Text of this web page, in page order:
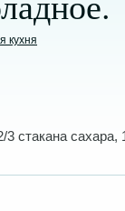
кухня
стакана сахара,